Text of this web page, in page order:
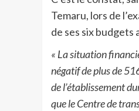
Temaru, lors de
de ses six budgets
« La situation
négatif de plus de
de l’établissement
que le Centre de